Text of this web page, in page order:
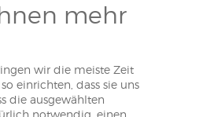
mehr
wir die meiste Zeit
einrichten, dass sie uns
die ausgewählten
notwendig, einen